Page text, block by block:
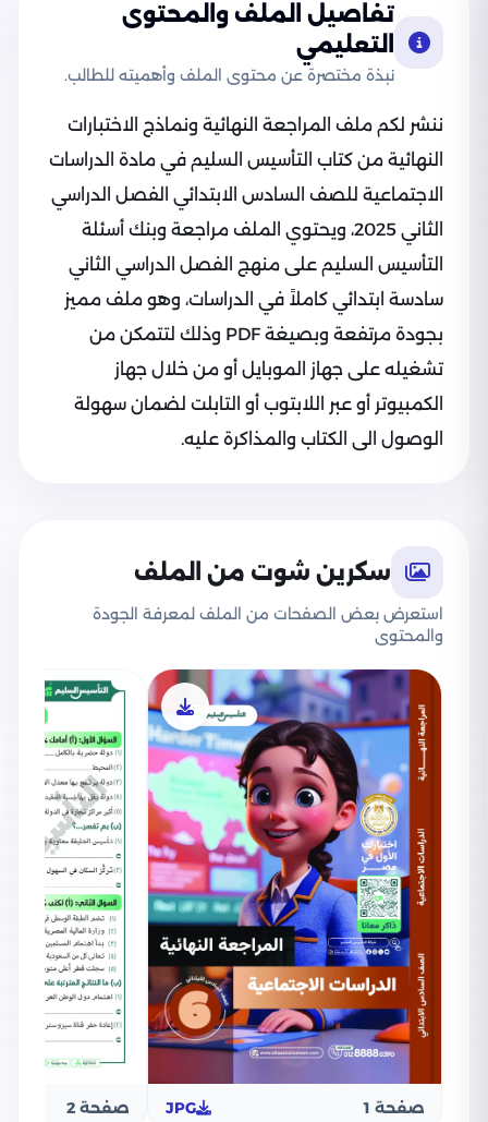
تفاصيل الملف والمحتوى
التعليمي
نبذة مختصرة عن محتوى الملف وأهميته للطالب.
ننشر لكم ملف المراجعة النهائية ونماذج الاختبارات
النهائية من كتاب التأسيس السليم في مادة الدراسات
الاجتماعية للصف السادس الابتدائي الفصل الدراسي
الثاني 2025، ويحتوي الملف مراجعة وبنك أسئلة
التأسيس السليم على منهج الفصل الدراسي الثاني
سادسة ابتدائي كاملاً في الدراسات، وهو ملف مميز
بجودة مرتفعة وبصيغة PDF وذلك لتتمكن من
تشغيله على جهاز الموبايل أو من خلال جهاز
الكمبيوتر أو عبر اللابتوب أو التابلت لضمان سهولة
الوصول الى الكتاب والمذاكرة عليه.
سكرين شوت من الملف
استعرض بعض الصفحات من الملف لمعرفة الجودة
والمحتوى
صفحة 1 JPG صفحة 2